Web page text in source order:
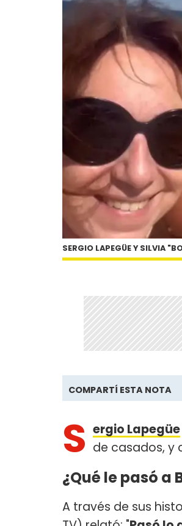
SERGIO LAPEGÜE Y SILVIA
COMPARTÍ ESTA NOTA
S ergio Lapegüe
de casados, y
¿Qué le pasó a
A través de sus